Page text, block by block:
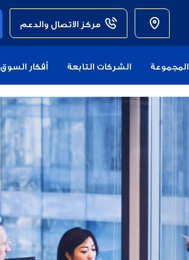
مركز الاتصال والدعم
المجموعة الشركات التابعة أفكار السوق